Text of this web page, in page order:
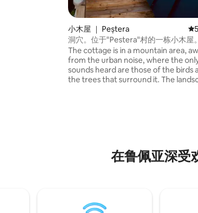
小木屋 ｜ Peștera 平
洞穴。位于"Pestera"村的一栋小木屋。
The cottage is in a mountain area,
from the urban noise, where the
sounds heard are those of the birds
the trees that surround it. The
在鲁佩亚深受